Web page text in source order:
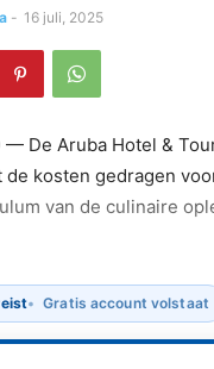
- 16 juli, 2025
— De Aruba Hotel &
de kosten gedragen
van de culinaire
Gratis account volstaat